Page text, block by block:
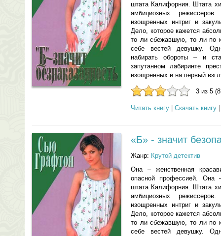
штата Калифорния. Штата
амбициозных
изощренных интриг и
Дело, которое кажется
то ли сбежавшую, то ли по
себе вестей девушку.
набирать обороты – и
запутанном лабиринте
изощренных и на первый
3 из 5
Читать книгу Скачать книгу
«Б» - значит
Жанр: Крутой детектив
Она – женственная
опасной профессией. Она
штата Калифорния. Штата
амбициозных
изощренных интриг и
Дело, которое кажется
то ли сбежавшую, то ли по
себе вестей девушку.